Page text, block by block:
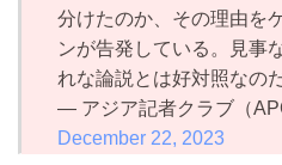
分けたのか、その理由を
ンが告発している。見事
れな論説とは好対照なの
— アジア記者クラブ（
December 22, 2023